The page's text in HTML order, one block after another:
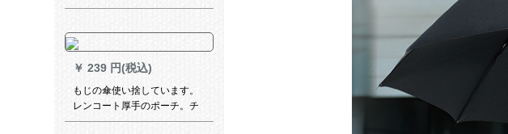
￥ 239 円(税込)
もじの傘使い捨しています。
レンコート厚手のポーチ。チ
アウドア登山旅行使い捨ポー